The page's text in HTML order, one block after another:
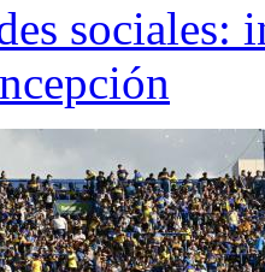
sociales: